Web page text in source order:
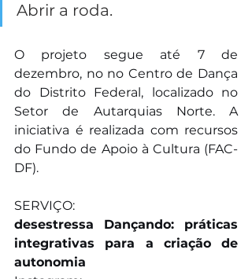
Abrir a roda.
O projeto segue até 7 de
dezembro, no no Centro de Dança
do Distrito Federal, localizado no
Setor de Autarquias Norte. A
iniciativa é realizada com recursos
do Fundo de Apoio à Cultura (FAC-
DF).
SERVIÇO:
desestressa Dançando: práticas
integrativas para a criação de
autonomia